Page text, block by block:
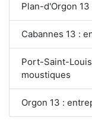
Plan-d'Orgon
Cabannes 13 :
Port-Saint-
moustiques
Orgon 13 :